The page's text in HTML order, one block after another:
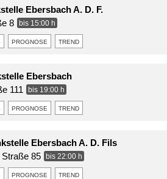
Ebersbach A. D. F.
8
bis 15:00 h
prognose trend
Ebersbach
111
bis 19:00 h
prognose trend
Ebersbach A. D. Fils
Straße 85
bis 22:00 h
prognose trend